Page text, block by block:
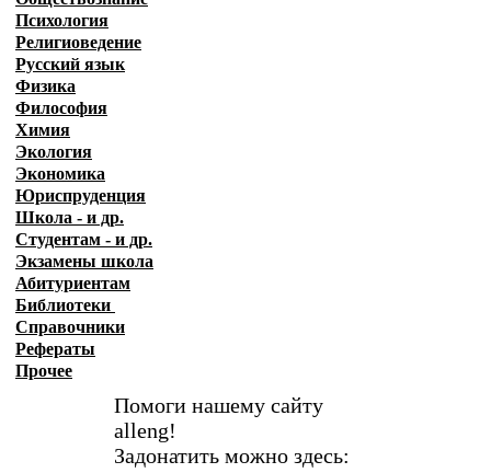
Психология
Религиоведение
Русский язык
Физика
Философия
Химия
Экология
Экономика
Юриспруденция
Школа - и др.
Студентам - и др.
Экзамены школа
Абитуриентам
Библиотеки
Справочники
Рефераты
Прочее
Помоги нашему сайту
alleng!
Задонатить можно здесь: